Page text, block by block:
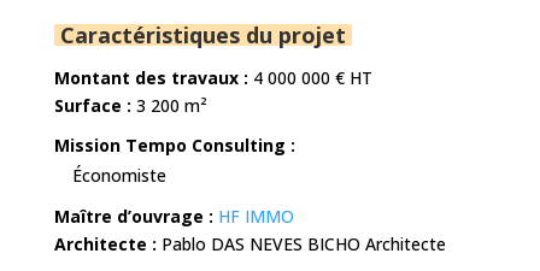
Caractéristiques du projet
Montant des travaux : 4 000 000 € HT
Surface : 3 200 m²
Mission Tempo Consulting :
Économiste
Maître d’ouvrage : HF IMMO
Architecte : Pablo DAS NEVES BICHO Architecte